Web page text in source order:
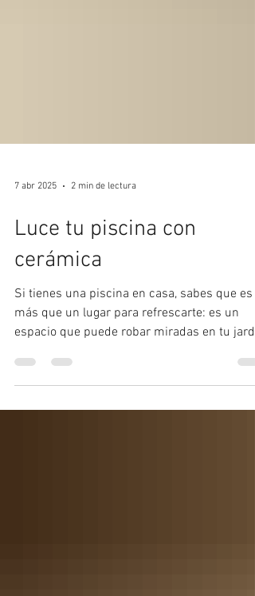
7 abr 2025 2 min de lectura
Luce tu piscina con
cerámica
Si tienes una piscina en casa, sabes que es
más que un lugar para refrescarte: es un